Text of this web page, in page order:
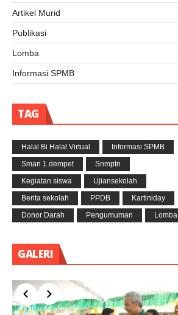
Artikel Murid
Publikasi
Lomba
Informasi SPMB
TAG
Halal Bi Halal Virtual
Informasi SPMB
Sman 1 dempet
Snmptn
Kegiatan siswa
Ujiansekolah
Berita sekolah
PPDB
Kartiniday
Donor Darah
Pengumuman Lomba
GALERI